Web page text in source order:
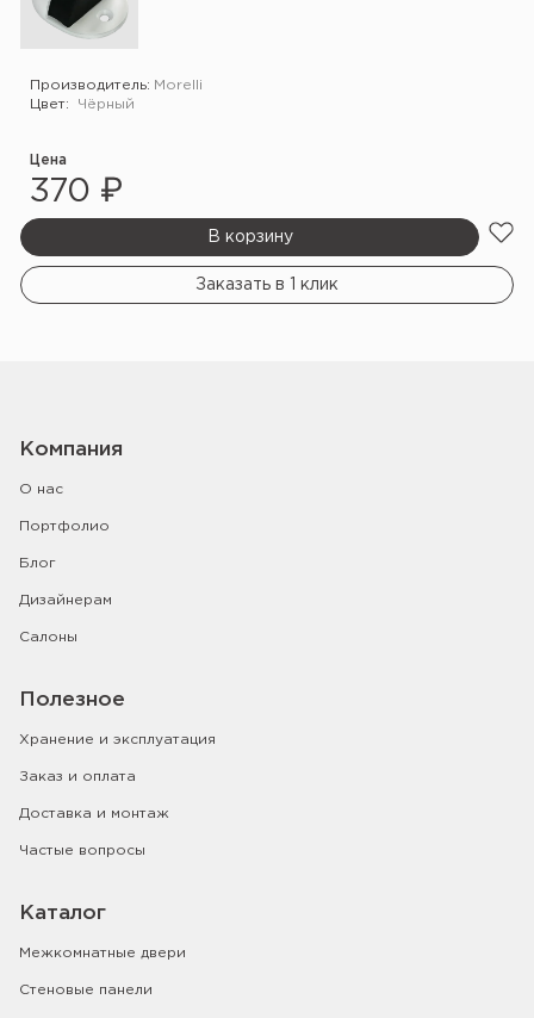
Производитель: Morelli
Цвет:
Чёрный
Цена
370 ₽
В корзину
Заказать в 1 клик
Компания
О нас
Портфолио
Блог
Дизайнерам
Салоны
Полезное
Хранение и эксплуатация
Заказ и оплата
Доставка и монтаж
Частые вопросы
Каталог
Межкомнатные двери
Стеновые панели